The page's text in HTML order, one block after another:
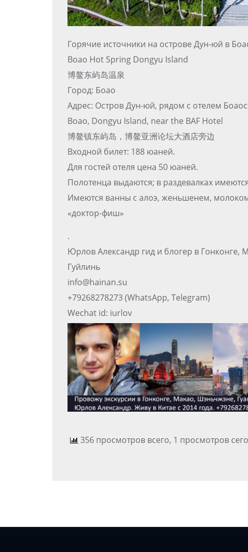
Горячие источники на острове Дун-юй в
Boao Hot Spring Dongyu Island
博鳌东屿岛温泉
Город: Боао
Адрес: Остров Дун-юй, рядом с отелем
Boao, Dongyu Island, near the BAF Hotel
博鳌镇东屿岛，博鳌亚洲论坛大酒店旁边
Входной билет: 188 юаней.
Для гостей отеля цена 50 юаней.
Полотенца выдаются; в раздевалках
Имеются ванны с алоэ, женьшенем,
«доктор-фиш»
.
Юрлов Александр гид и блогер в
Гуйлинь
info@hainan.su
+79268278273 (WhatsApp, Telegram)
Wechat id: iurlov
356 просмотров всего, 1 просмотров